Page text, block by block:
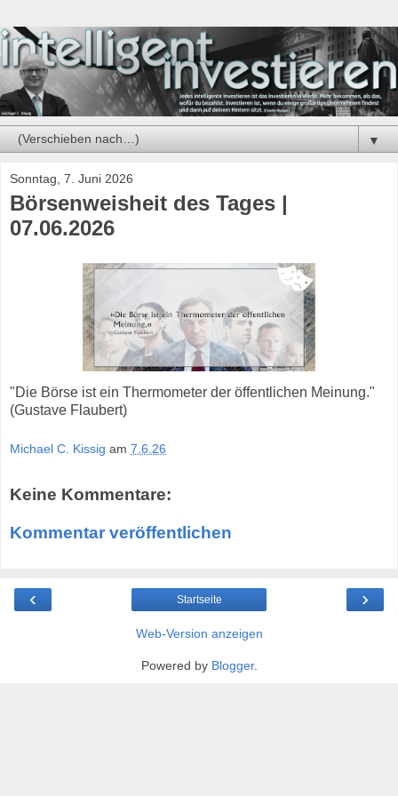
▼
Sonntag, 7. Juni 2026
Börsenweisheit des Tages |
07.06.2026
"Die Börse ist ein Thermometer der öffentlichen Meinung."
(Gustave Flaubert)
Michael C. Kissig am 7.6.26
Keine Kommentare:
Kommentar veröffentlichen
‹ ›
Startseite
Web-Version anzeigen
Powered by Blogger.